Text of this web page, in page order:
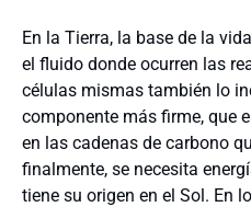
En la Tierra, la base de la
el fluido donde ocurren las
células mismas también lo
componente más firme, que
en las cadenas de carbono
finalmente, se necesita
tiene su origen en el Sol. En